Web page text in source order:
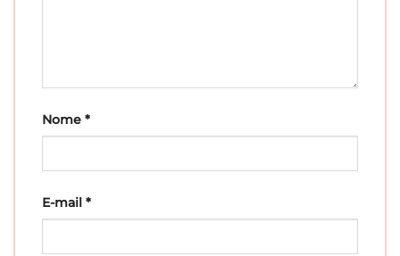
Nome *
E-mail *